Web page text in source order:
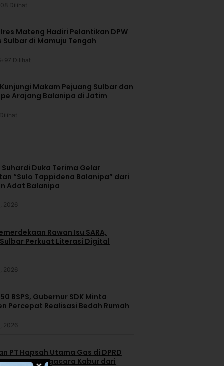
Dilihat
Mateng Hadiri Pelantikan DPW
di Mamuju Tengah
97 Dilihat
Makam Pejuang Sulbar dan
Arajang Balanipa di Jatim
Duka Terima Gelar
“Sulo Tappidena Balanipa” dari
Adat Balanipa
2026
Rawan Isu SARA,
Perkuat Literasi Digital
2026
BSPS, Gubernur SDK Minta
Percepat Realisasi Bedah Rumah
2026
PT Hapsah Utama Gas di DPRD
Pengacara Kabur dari